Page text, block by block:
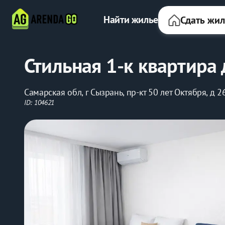
Найти жилье Сдать
Стильная 1-к квартира
Самарская обл, г Сызрань, пр-кт 50 лет Октября, д
ID: 104621